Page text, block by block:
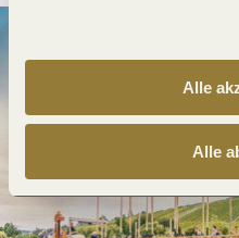
Alle
Alle